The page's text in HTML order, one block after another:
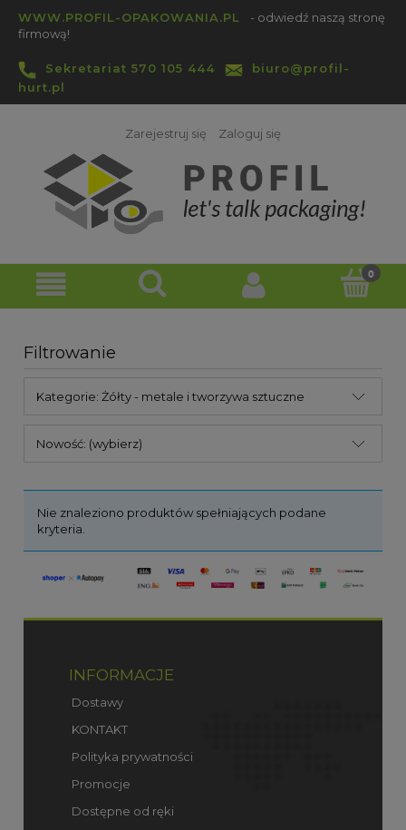
WWW.PROFIL-OPAKOWANIA.PL
- odwiedź naszą stronę
firmową!
Sekretariat 570 105 444
biuro@profil-
hurt.pl
Zarejestruj się Zaloguj się
Filtrowanie
Kategorie: Żółty - metale i tworzywa sztuczne
Nowość: (wybierz)
Nie znaleziono produktów spełniających podane
kryteria.
INFORMACJE
Dostawy
KONTAKT
Polityka prywatności
Promocje
Dostępne od ręki